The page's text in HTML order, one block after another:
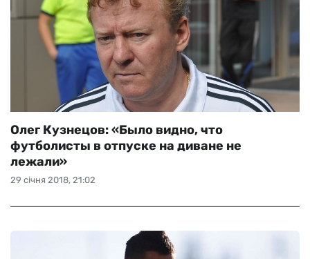
29 січня 2018, 21:02
Олег Кузнецов: «Было видно, что
футболисты в отпуске на диване не
лежали»